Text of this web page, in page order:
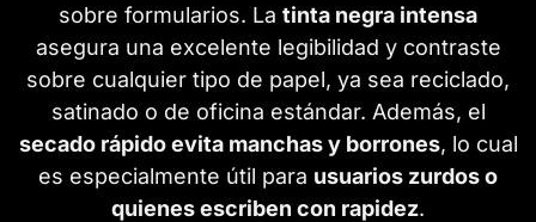
sobre formularios. La tinta negra intensa
asegura una excelente legibilidad y contraste
sobre cualquier tipo de papel, ya sea reciclado,
satinado o de oficina estándar. Además, el
secado rápido evita manchas y borrones, lo cual
es especialmente útil para usuarios zurdos o
quienes escriben con rapidez.